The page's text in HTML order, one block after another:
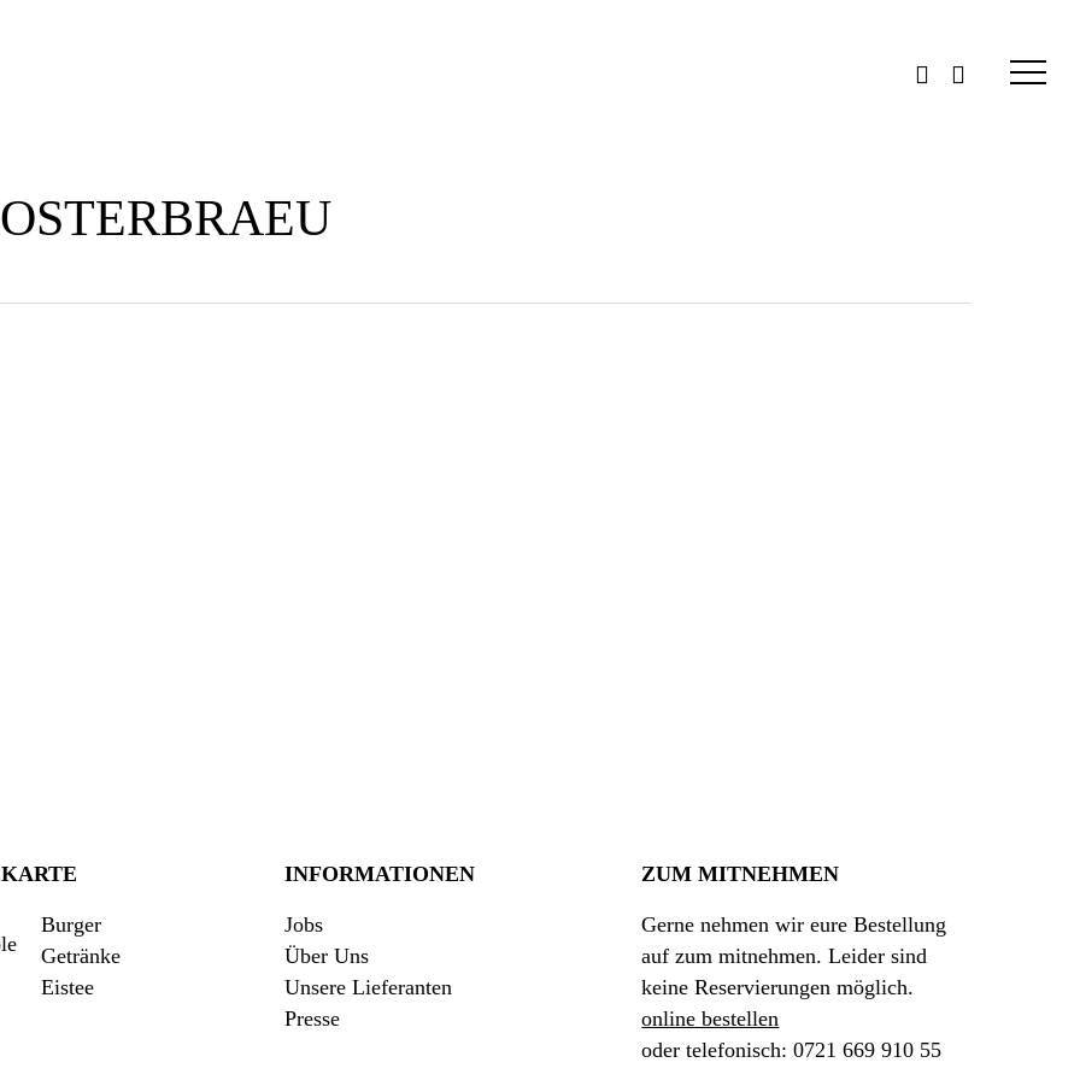
Menu
FACEBOOK
INSTAGRAM
Burger
Getränke
Eistee
INFORMATIONEN
Jobs
Über Uns
Unsere Lieferanten
Presse
ZUM MITNEHMEN
Gerne nehmen wir eure Bestellung
auf zum mitnehmen. Leider sind
keine Reservierungen möglich.
online bestellen
oder telefonisch: 0721 669 910 55